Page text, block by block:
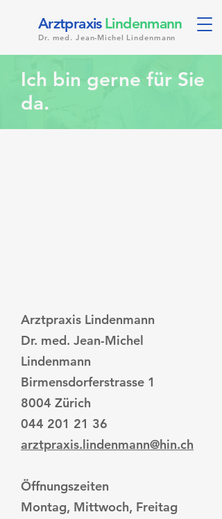
Arztpraxis Lindenmann
Dr. med. Jean-Michel Lindenmann
Ich bin gerne für Sie
da.
Arztpraxis Lindenmann
Dr. med. Jean-Michel
Lindenmann
Birmensdorferstrasse 1
8004 Zürich
044 201 21 36
arztpraxis.lindenmann@hin.ch
Öffnungszeiten
Montag, Mittwoch, Freitag